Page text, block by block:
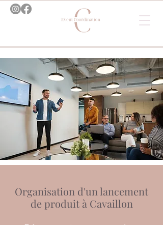
Organisation d'un lancement
de produit à Cavaillon